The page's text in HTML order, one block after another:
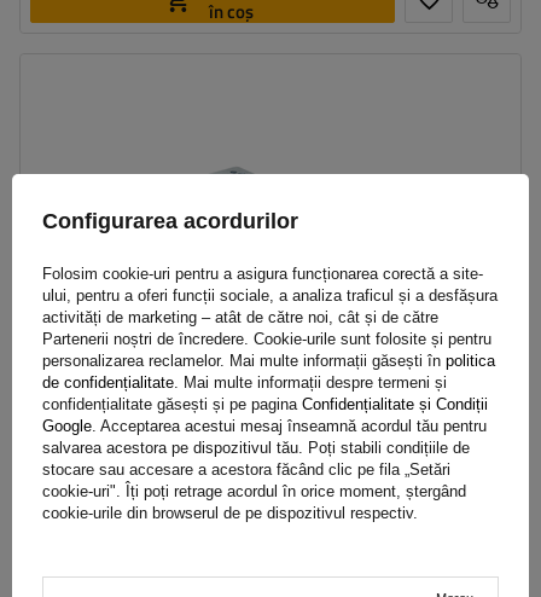
în coș
Suport de montare pentru anvelopa de rezervă pentru remorcă
ProPlus, unghi de 8-16"
168,89 RONbrut
Configurarea acordurilor
Folosim cookie-uri pentru a asigura funcționarea corectă a site-
ului, pentru a oferi funcții sociale, a analiza traficul și a desfășura
activități de marketing – atât de către noi, cât și de către
Partenerii noștri de încredere. Cookie-urile sunt folosite și pentru
personalizarea reclamelor. Mai multe informații găsești în politica
de confidențialitate . Mai multe informații despre termeni și
confidențialitate găsești și pe pagina Confidențialitate și Condiții
Google . Acceptarea acestui mesaj înseamnă acordul tău pentru
salvarea acestora pe dispozitivul tău. Poți stabili condițiile de
stocare sau accesare a acestora făcând clic pe fila „Setări
cookie-uri". Îți poți retrage acordul în orice moment, ștergând
cookie-urile din browserul de pe dispozitivul respectiv.